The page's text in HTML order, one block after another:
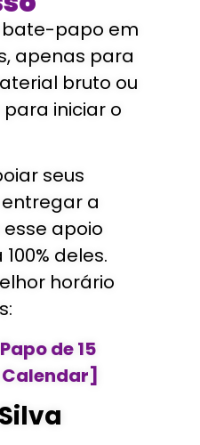
bate-papo em
, apenas para
bruto ou
iniciar o
seus
a
apoio
deles.
horário
de 15